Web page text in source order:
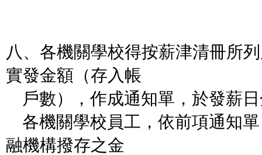
八、各機關學校得按薪津清冊所
實發金額（存入帳
戶數），作成通知單，於發薪
各機關學校員工，依前項通知
融機構撥存之金